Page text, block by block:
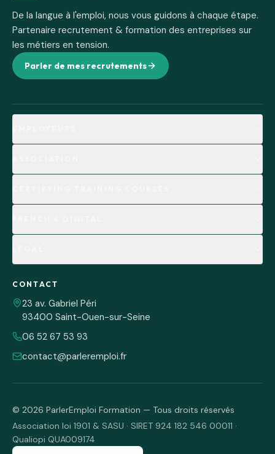
De la langue à l'emploi, nous vous guidons à chaque étape.
Partenaire recrutement & formation des entreprises sur
les métiers en tension.
Parler de mes recrutements
CONTACT
23 av. Gabriel Péri
93400 Saint-Ouen-sur-Seine
06 52 67 53 93
contact@parleremploi.fr
© 2026 ParlerEmploi Formation — Tous droits réservés
Association loi 1901 & SASU · SIRET 924 182 546 00011 ·
Qualiopi QUA009174